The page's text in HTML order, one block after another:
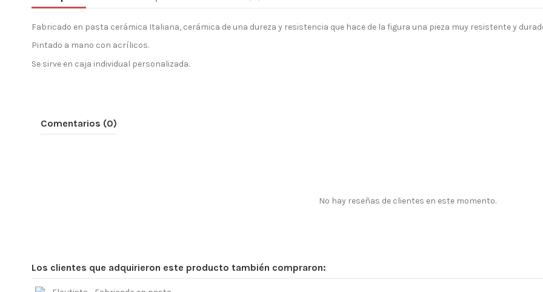
Fabricado en pasta cerámica Italiana, cerámica de una dureza y resistencia que hace de la figura una pieza muy resistente y
Pintado a mano con acrílicos.
Se sirve en caja individual personalizada.
Comentarios (0)
No hay reseñas de clientes en este momento.
Los clientes que adquirieron este producto también compraron: